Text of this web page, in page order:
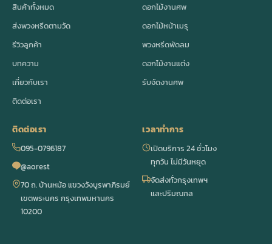
สินค้าทั้งหมด
ส่งพวงหรีดตามวัด
รีวิวลูกค้า
บทความ
เกี่ยวกับเรา
ติดต่อเรา
ดอกไม้งานศพ
ดอกไม้หน้าเมรุ
พวงหรีดพัดลม
ดอกไม้งานแต่ง
รับจัดงานศพ
ติดต่อเรา
095-0796187
@aorest
70 ถ. บ้านหม้อ แขวงวังบูรพาภิรมย์
เขตพระนคร กรุงเทพมหานคร
10200
เวลาทำการ
เปิดบริการ 24 ชั่วโมง
ทุกวัน ไม่มีวันหยุด
จัดส่งทั่วกรุงเทพฯ
และปริมณฑล